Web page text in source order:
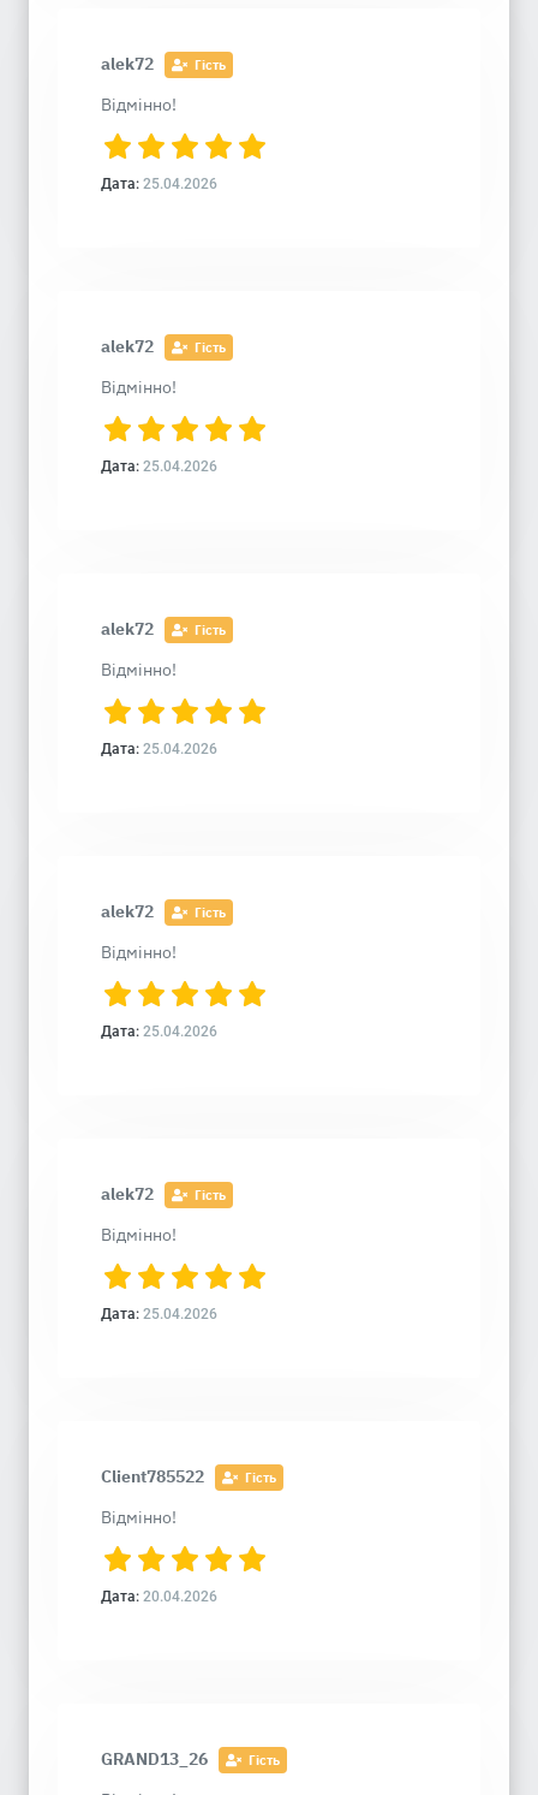
alek72 Гість
Відмінно!
Дата: 25.04.2026
alek72 Гість
Відмінно!
Дата: 25.04.2026
alek72 Гість
Відмінно!
Дата: 25.04.2026
alek72 Гість
Відмінно!
Дата: 25.04.2026
alek72 Гість
Відмінно!
Дата: 25.04.2026
Client785522 Гість
Відмінно!
Дата: 20.04.2026
GRAND13_26 Гість